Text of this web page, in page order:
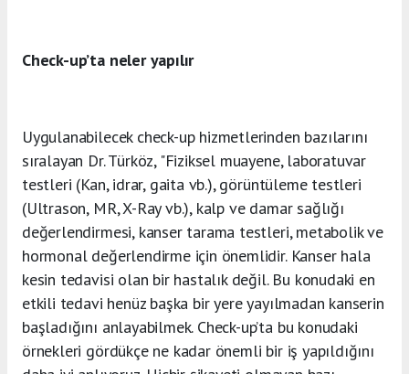
Check-up’ta neler yapılır
Uygulanabilecek check-up hizmetlerinden bazılarını
sıralayan Dr. Türköz, "Fiziksel muayene, laboratuvar
testleri (Kan, idrar, gaita vb.), görüntüleme testleri
(Ultrason, MR, X-Ray vb.), kalp ve damar sağlığı
değerlendirmesi, kanser tarama testleri, metabolik ve
hormonal değerlendirme için önemlidir. Kanser hala
kesin tedavisi olan bir hastalık değil. Bu konudaki en
etkili tedavi henüz başka bir yere yayılmadan kanserin
başladığını anlayabilmek. Check-up’ta bu konudaki
örnekleri gördükçe ne kadar önemli bir iş yapıldığını